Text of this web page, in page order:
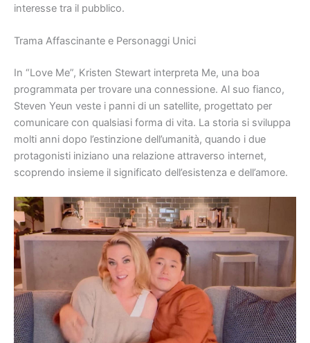
interesse tra il pubblico.
Trama Affascinante e Personaggi Unici
In “Love Me”, Kristen Stewart interpreta Me, una boa
programmata per trovare una connessione. Al suo fianco,
Steven Yeun veste i panni di un satellite, progettato per
comunicare con qualsiasi forma di vita. La storia si sviluppa
molti anni dopo l’estinzione dell’umanità, quando i due
protagonisti iniziano una relazione attraverso internet,
scoprendo insieme il significato dell’esistenza e dell’amore.